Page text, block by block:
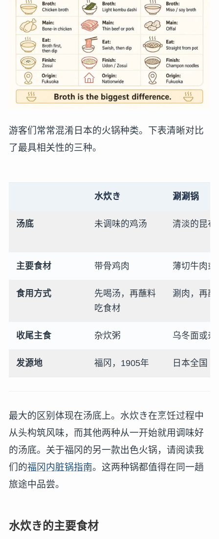
游客们常常混淆日本的火锅种类。下表清晰对比
了最具相关性的三种。
水炊き 涮涮锅
汤底 未调味的鸡汤 清淡的昆布
主要食材 带骨鸡肉 薄切牛肉或
食用方式
先喝汤，再蘸料
吃食材
涮肉，再蘸
收尾主食 杂炊粥 乌冬面或杂
发源地 福冈，1905年 日本全国
最大的区别体现在汤底上。水炊き在烹饪过程中
从头构筑风味，而其他两种从一开始就用调味好
的汤底。关于福冈的另一款出色火锅，请阅读我
们的福冈内脏锅指南。这两种锅都值得在同一趟
旅途中品尝。
水炊き的主要食材